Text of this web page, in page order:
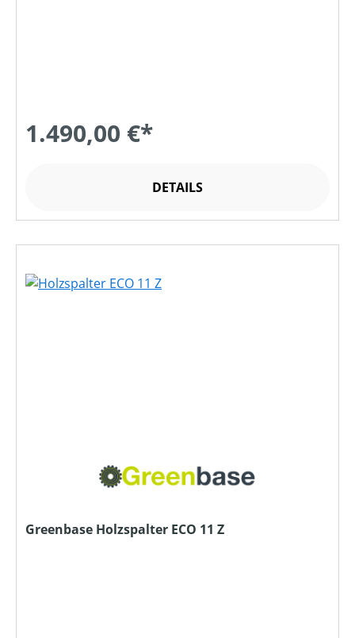
1.490,00 €*
DETAILS
Greenbase Holzspalter ECO 11 Z